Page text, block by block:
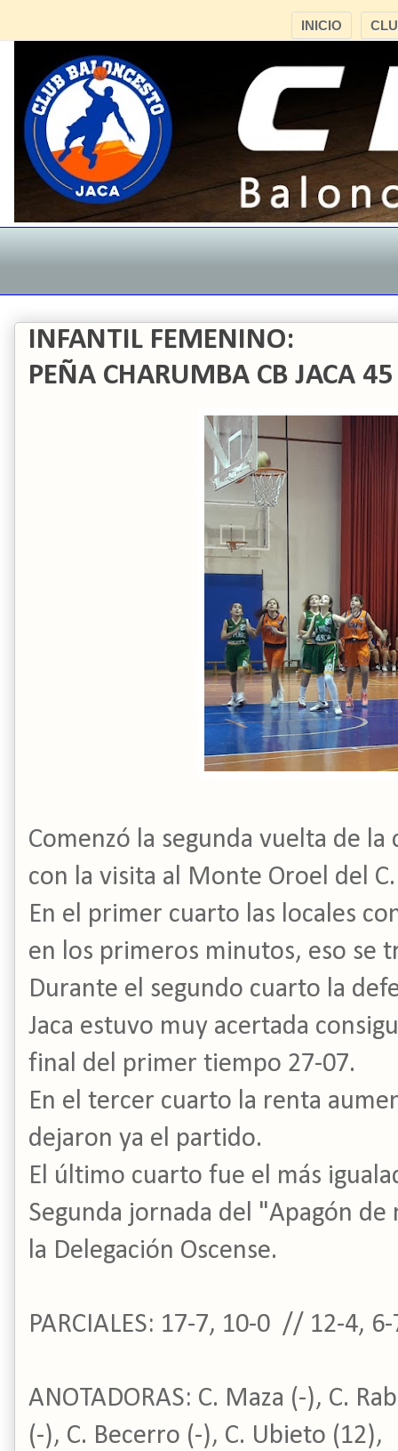
INICIO
INFANTIL FEMENINO:
PEÑA CHARUMBA CB JACA
Comenzó la segunda vuelta de
con la visita al Monte Oroel del C.
En el primer cuarto las locales
en los primeros minutos, eso se
Durante el segundo cuarto la
Jaca estuvo muy acertada
final del primer tiempo 27-07.
En el tercer cuarto la renta
dejaron ya el partido.
El último cuarto fue el más
Segunda jornada del "Apagón
la Delegación Oscense.
PARCIALES: 17-7, 10-0 // 12-4, 6-
ANOTADORAS: C. Maza (-), C.
(-), C. Becerro (-), C. Ubieto (12),